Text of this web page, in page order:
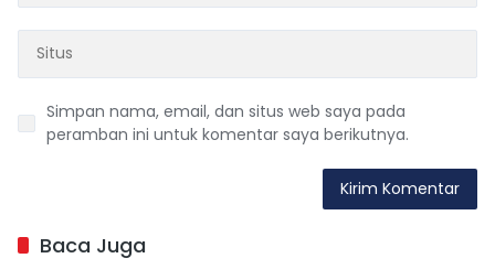
Simpan nama, email, dan situs web saya pada
peramban ini untuk komentar saya berikutnya.
Baca Juga